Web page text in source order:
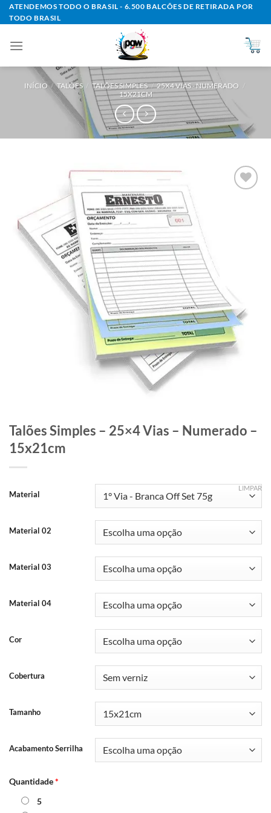
Skip
to
ATENDEMOS TODO O BRASIL - 6.500 BALCÕES DE RETIRADA POR
TODO BRASIL
INÍCIO / TALÕES / TALÕES SIMPLES / 25X4 VIAS - NUMERADO /
15X21CM
Talões Simples – 25×4 Vias – Numerado –
15x21cm
Material
Material 02
Material 03
Material 04
Cor
Cobertura
Tamanho
Acabamento Serrilha
LIMPAR
Quantidade*
5